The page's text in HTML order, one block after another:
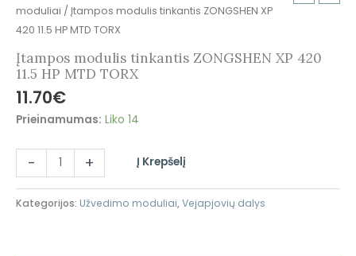
moduliai / Įtampos modulis tinkantis ZONGSHEN XP
420 11.5 HP MTD TORX
Įtampos modulis tinkantis ZONGSHEN XP 420
11.5 HP MTD TORX
11.70€
Prieinamumas: Liko 14
- + Į Krepšelį
Kategorijos: Užvedimo moduliai,Vejapjovių dalys